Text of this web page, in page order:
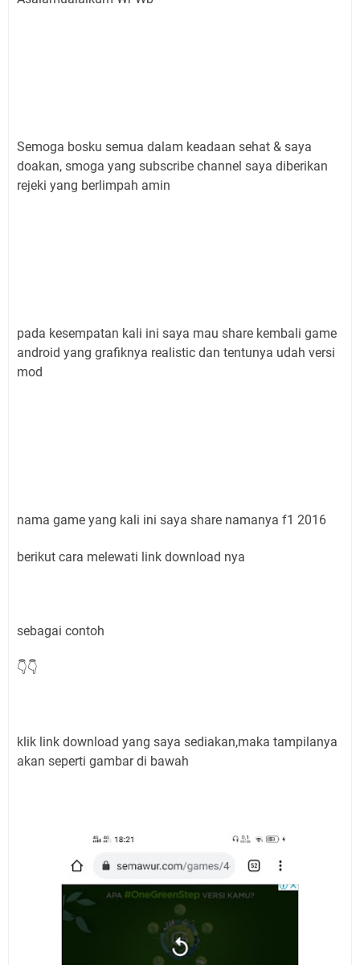
Semoga bosku semua dalam keadaan sehat & saya
doakan, smoga yang subscribe channel saya diberikan
rejeki yang berlimpah amin
pada kesempatan kali ini saya mau share kembali game
android yang grafiknya realistic dan tentunya udah versi
mod
nama game yang kali ini saya share namanya f1 2016
berikut cara melewati link download nya
sebagai contoh
👇👇
klik link download yang saya sediakan,maka tampilanya
akan seperti gambar di bawah